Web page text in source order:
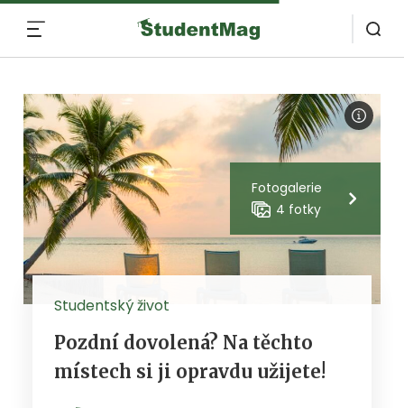
Fotogalerie
4 fotky
Studentský život
Pozdní dovolená? Na těchto
místech si ji opravdu užijete!